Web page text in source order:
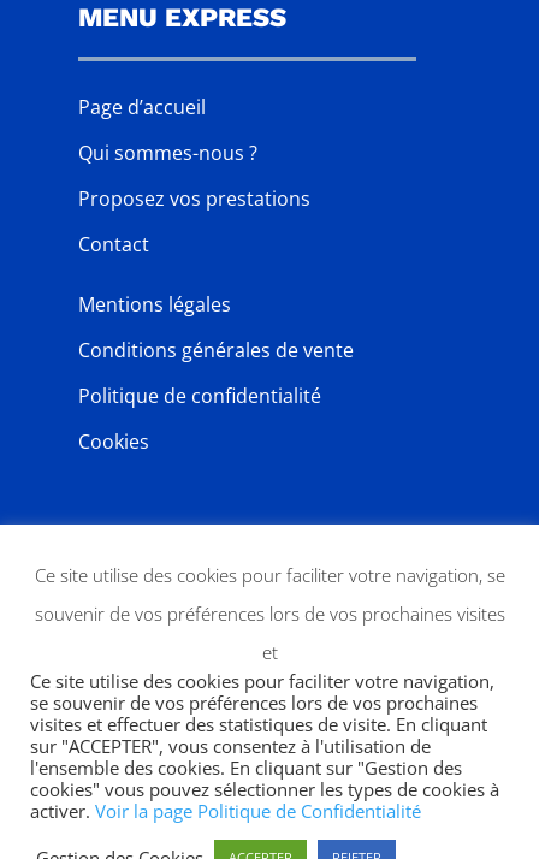
MENU EXPRESS
Page d’accueil
Qui sommes-nous ?
Proposez vos prestations
Contact
Mentions légales
Conditions générales de vente
Politique de confidentialité
Cookies
JE M'ABONNE
Ce site utilise des cookies pour faciliter votre navigation, se
souvenir de vos préférences lors de vos prochaines visites
et
Ce site utilise des cookies pour faciliter votre navigation,
se souvenir de vos préférences lors de vos prochaines
visites et effectuer des statistiques de visite. En cliquant
sur "ACCEPTER", vous consentez à l'utilisation de
l'ensemble des cookies. En cliquant sur "Gestion des
cookies" vous pouvez sélectionner les types de cookies à
activer. Voir la page Politique de Confidentialité